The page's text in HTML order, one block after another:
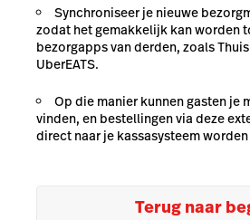
Synchroniseer je nieuwe
zodat het gemakkelijk kan worden
bezorgapps van derden, zoals
UberEATS.
Op die manier kunnen gasten je
vinden, en bestellingen via deze
direct naar je kassasysteem
Terug naar